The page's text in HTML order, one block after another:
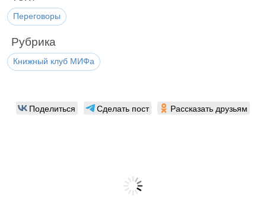
Переговоры
Рубрика
Книжный клуб МИФа
Поделиться Сделать пост Рассказать друзьям